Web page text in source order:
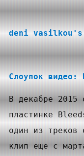
Перейти
к
содержимому
deni vasilkou's
Слоупок видео:
В декабре 2015
пластинке
один из треков
клип еще c